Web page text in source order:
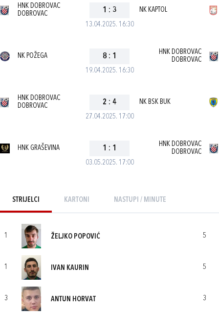
13.04.2025. 16:30
HNK DOBROVAC
DOBROVAC
1 : 3 NK KAPTOL
19.04.2025. 16:30
NK POŽEGA 8 : 1
HNK DOBROVAC
DOBROVAC
27.04.2025. 17:00
HNK DOBROVAC
DOBROVAC
2 : 4 NK BSK BUK
03.05.2025. 17:00
HNK GRAŠEVINA 1 : 1
HNK DOBROVAC
DOBROVAC
STRIJELCI KARTONI NASTUPI / MINUTE
1 ŽELJKO POPOVIĆ 5
1 IVAN KAURIN 5
3 ANTUN HORVAT 3